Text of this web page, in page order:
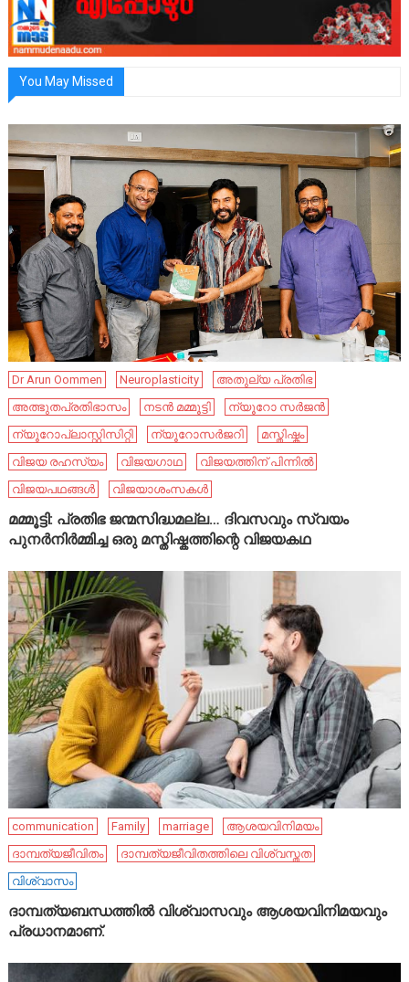
You May Missed
Dr Arun Oommen Neuroplasticity
അതുല്യ പ്രതിഭ
അത്ഭുതപ്രതിഭാസം
നടൻ മമ്മൂട്ടി
ന്യൂറോ സർജൻ
ന്യൂറോപ്ലാസ്റ്റിസിറ്റി
ന്യൂറോസർജറി
മസ്തിഷ്കം
വിജയ രഹസ്യം
വിജയഗാഥ
വിജയത്തിന് പിന്നിൽ
വിജയപഥങ്ങൾ
വിജയാശംസകൾ
മമ്മൂട്ടി: പ്രതിഭ ജന്മസിദ്ധമല്ല… ദിവസവും സ്വയം
പുനർനിർമ്മിച്ച ഒരു മസ്തിഷ്കത്തിന്റെ വിജയകഥ
communication Family marriage
ആശയവിനിമയം
ദാമ്പത്യജീവിതം
ദാമ്പത്യജീവിതത്തിലെ വിശ്വസ്തത
വിശ്വാസം
ദാമ്പത്യബന്ധത്തിൽ വിശ്വാസവും ആശയവിനിമയവും
പ്രധാനമാണ്.